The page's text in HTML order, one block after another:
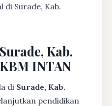
di Surade, Kab.
Kab.
INTAN
di Surade, Kab.
pendidikan